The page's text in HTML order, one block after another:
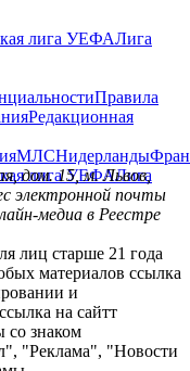
лига УЕФАЛига
Правила
Редакционная
МЛСНидерланды
лига УЕФАЛига
дом. 15, м. Львов,
электронной почты
медиа в Реестре
лиц старше 21 года
материалов ссылка
и
на сайтт
со знаком
"Реклама", "Новости